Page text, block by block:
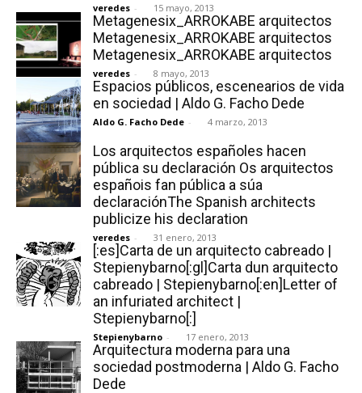
veredes - 15 mayo, 2013
Metagenesix_ARROKABE arquitectos
Metagenesix_ARROKABE arquitectos
Metagenesix_ARROKABE arquitectos
veredes - 8 mayo, 2013
Espacios públicos, escenearios de vida
en sociedad | Aldo G. Facho Dede
Aldo G. Facho Dede - 4 marzo, 2013
Los arquitectos españoles hacen
pública su declaración Os arquitectos
españois fan pública a súa
declaraciónThe Spanish architects
publicize his declaration
veredes - 31 enero, 2013
[:es]Carta de un arquitecto cabreado |
Stepienybarno[:gl]Carta dun arquitecto
cabreado | Stepienybarno[:en]Letter of
an infuriated architect |
Stepienybarno[:]
Stepienybarno - 17 enero, 2013
Arquitectura moderna para una
sociedad postmoderna | Aldo G. Facho
Dede